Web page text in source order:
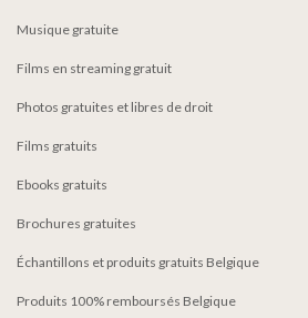
Musique gratuite
Films en streaming gratuit
Photos gratuites et libres de droit
Films gratuits
Ebooks gratuits
Brochures gratuites
Échantillons et produits gratuits Belgique
Produits 100% remboursés Belgique